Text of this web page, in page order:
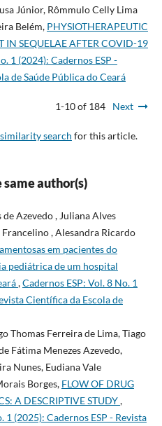
Júnior, Rômmulo Celly Lima
Belém, PHYSIOTHERAPEUTIC
IN SEQUELAE AFTER COVID-19
1 (2024): Cadernos ESP -
de Saúde Pública do Ceará
1-10 of 184 Next
search for this article.
author(s)
Azevedo , Juliana Alves
Francelino , Alesandra Ricardo
em pacientes do
pediátrica de um hospital
,Cadernos ESP: Vol. 8 No. 1
Cientí­fica da Escola de
Thomas Ferreira de Lima, Tiago
Fátima Menezes Azevedo,
Nunes, Eudiana Vale
Borges, FLOW OF DRUG
A DESCRIPTIVE STUDY,
1 (2025): Cadernos ESP - Revista